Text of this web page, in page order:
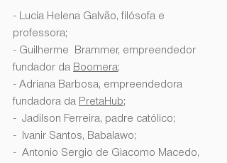
- Lucia Helena Galvão, filósofa e
professora;
- Guilherme  Brammer, empreendedor
fundador da Boomera;
- Adriana Barbosa, empreendedora
fundadora da PretaHub;
-  Jadilson Ferreira, padre católico;
-  Ivanir Santos, Babalawo;
-  Antonio Sergio de Giacomo Macedo,